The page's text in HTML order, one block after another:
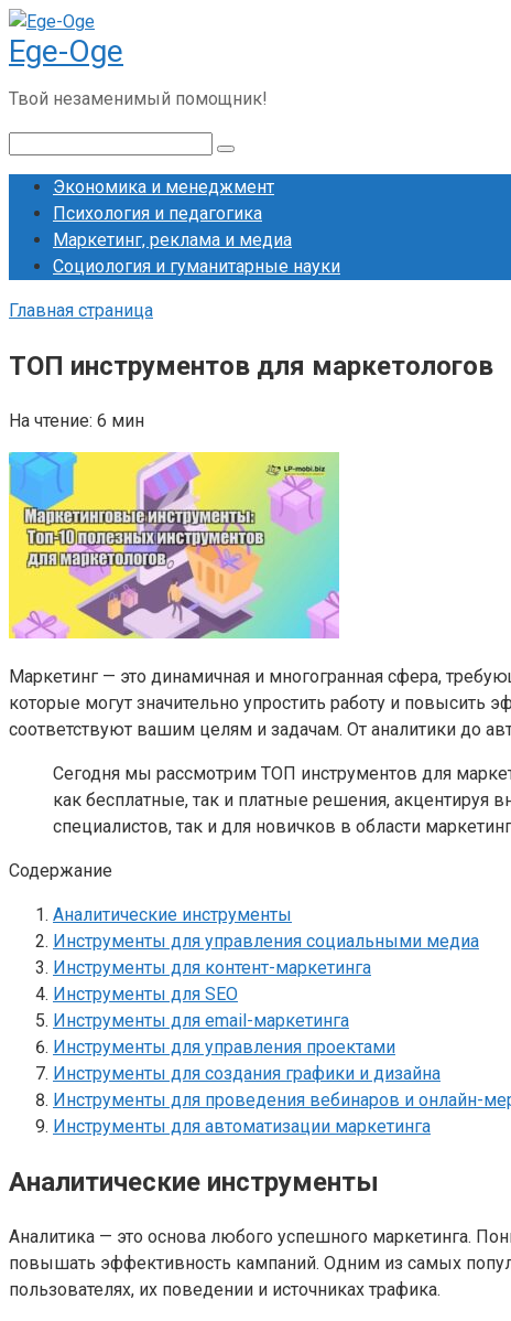
Перейти
к
контенту
Ege-Oge
Твой незаменимый помощник!
Экономика и менеджмент
Психология и педагогика
Маркетинг, реклама и медиа
Социология и гуманитарные науки
Главная страница
ТОП инструментов для маркетологов
На чтение: 6 мин
Маркетинг — это динамичная и многогранная сфера,
которые могут значительно упростить работу и
соответствуют вашим целям и задачам. От аналитики до
Сегодня мы рассмотрим ТОП инструментов для
как бесплатные, так и платные решения,
специалистов, так и для новичков в области
Содержание
Аналитические инструменты
Инструменты для управления социальными медиа
Инструменты для контент-маркетинга
Инструменты для SEO
Инструменты для email-маркетинга
Инструменты для управления проектами
Инструменты для создания графики и дизайна
Инструменты для проведения вебинаров и онлайн-
Инструменты для автоматизации маркетинга
Аналитические инструменты
Аналитика — это основа любого успешного маркетинга.
повышать эффективность кампаний. Одним из самых
пользователях, их поведении и источниках трафика.